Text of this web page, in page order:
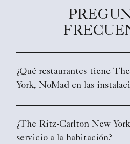
¿Qué restaurantes tiene
York, NoMad en las
¿The Ritz-Carlton New
servicio a la habitación?